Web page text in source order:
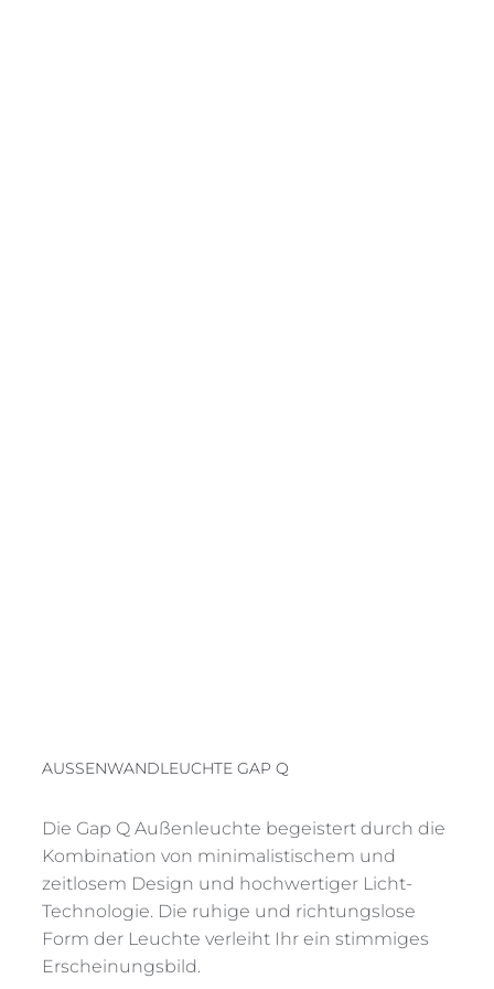
AUSSENWANDLEUCHTE GAP Q
Die Gap Q Außenleuchte begeistert durch die
Kombination von minimalistischem und
zeitlosem Design und hochwertiger Licht-
Technologie. Die ruhige und richtungslose
Form der Leuchte verleiht Ihr ein stimmiges
Erscheinungsbild.